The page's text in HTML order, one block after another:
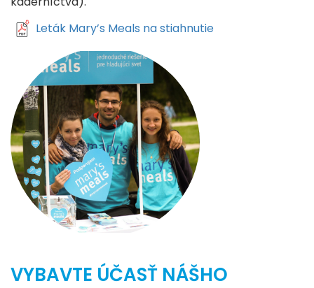
Leták Mary’s Meals na stiahnutie
VYBAVTE ÚČASŤ NÁŠHO